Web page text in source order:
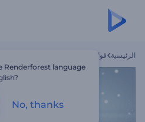
الرئيسية قوالب
Renderforest language
No, thanks